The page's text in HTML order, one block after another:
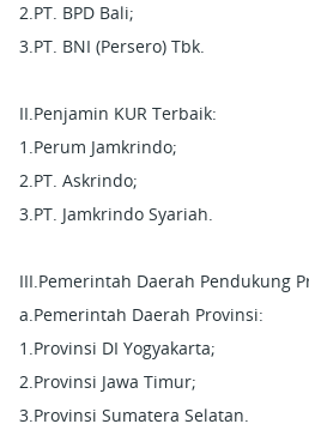
2.PT. BPD Bali;
3.PT. BNI (Persero) Tbk.
II.Penjamin KUR Terbaik:
1.Perum Jamkrindo;
2.PT. Askrindo;
3.PT. Jamkrindo Syariah.
III.Pemerintah Daerah Pendukung
a.Pemerintah Daerah Provinsi:
1.Provinsi DI Yogyakarta;
2.Provinsi Jawa Timur;
3.Provinsi Sumatera Selatan.